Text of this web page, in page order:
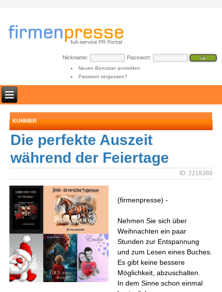
Nickname: Passwort:
Neuen Benutzer anmelden
Passwort vergessen?
KUMMER
Die perfekte Auszeit
während der Feiertage
ID: 2218388
(firmenpresse) -
Nehmen Sie sich über
Weihnachten ein paar
Stunden zur Entspannung
und zum Lesen eines Buches.
Es gibt keine bessere
Möglichkeit, abzuschalten.
In dem Sinne schon einmal